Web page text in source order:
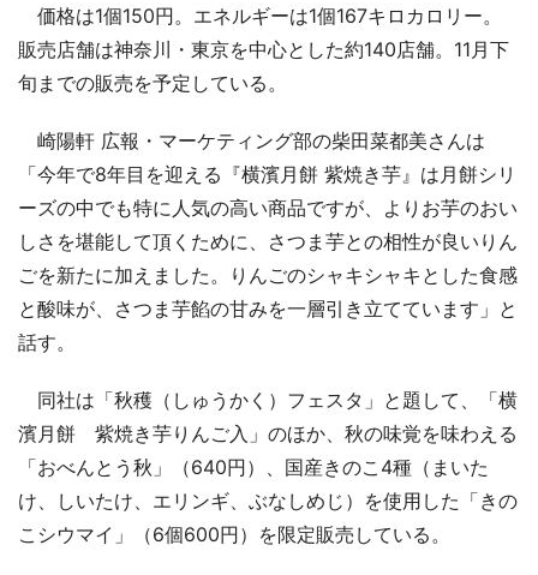
価格は1個150円。エネルギーは1個167キロカロリー。
販売店舗は神奈川・東京を中心とした約140店舗。11月下
旬までの販売を予定している。
崎陽軒 広報・マーケティング部の柴田菜都美さんは
「今年で8年目を迎える『横濱月餅 紫焼き芋』は月餅シリ
ーズの中でも特に人気の高い商品ですが、よりお芋のおい
しさを堪能して頂くために、さつま芋との相性が良いりん
ごを新たに加えました。りんごのシャキシャキとした食感
と酸味が、さつま芋餡の甘みを一層引き立てています」と
話す。
同社は「秋穫（しゅうかく）フェスタ」と題して、「横
濱月餅 紫焼き芋りんご入」のほか、秋の味覚を味わえる
「おべんとう秋」（640円）、国産きのこ4種（まいた
け、しいたけ、エリンギ、ぶなしめじ）を使用した「きの
こシウマイ」（6個600円）を限定販売している。